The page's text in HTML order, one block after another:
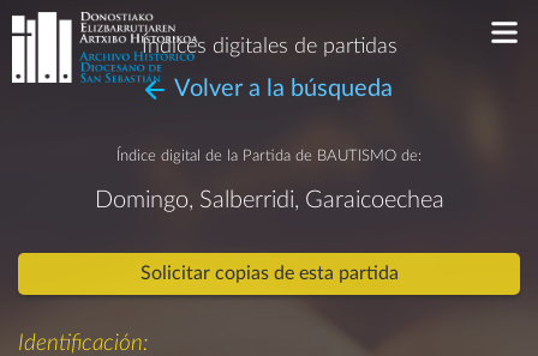
Índices digitales de partidas
Volver a la búsqueda
Índice digital de la Partida de BAUTISMO de:
Domingo, Salberridi, Garaicoechea
Solicitar copias de esta partida
Identificación: